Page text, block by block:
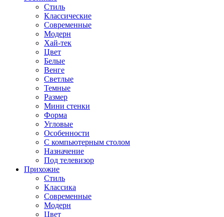
Стиль
Классические
Современные
Модерн
Хай-тек
Цвет
Белые
Венге
Светлые
Темные
Размер
Мини стенки
Форма
Угловые
Особенности
С компьютерным столом
Назначение
Под телевизор
Прихожие
Стиль
Классика
Современные
Модерн
Цвет